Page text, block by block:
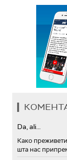
Da, ali...
Како
шта нас